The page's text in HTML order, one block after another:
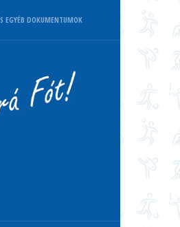
EGYÉB DOKUMENTUMOK